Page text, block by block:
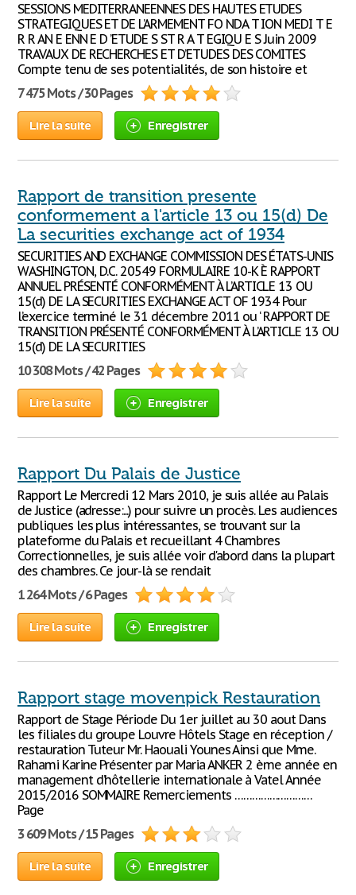
SESSIONS MEDITERRANEENNES DES HAUTES ETUDES
STRATEGIQUES ET DE L’ARMEMENT FO NDA T ION MEDI T E
R R AN E ENN E D ’ETUDE S ST R A T EGIQU E S Juin 2009
TRAVAUX DE RECHERCHES ET D’ETUDES DES COMITES
Compte tenu de ses potentialités, de son histoire et
7 475 Mots / 30 Pages
Lire la suite Enregistrer
Rapport de transition presente
conformement a l'article 13 ou 15(d) De
La securities exchange act of 1934
SECURITIES AND EXCHANGE COMMISSION DES ÉTATS-UNIS
WASHINGTON, D.C. 20549 FORMULAIRE 10-K È RAPPORT
ANNUEL PRÉSENTÉ CONFORMÉMENT À L’ARTICLE 13 OU
15(d) DE LA SECURITIES EXCHANGE ACT OF 1934 Pour
l’exercice terminé le 31 décembre 2011 ou ‘ RAPPORT DE
TRANSITION PRÉSENTÉ CONFORMÉMENT À L’ARTICLE 13 OU
15(d) DE LA SECURITIES
10 308 Mots / 42 Pages
Lire la suite Enregistrer
Rapport Du Palais de Justice
Rapport Le Mercredi 12 Mars 2010, je suis allée au Palais
de Justice (adresse:...) pour suivre un procès. Les audiences
publiques les plus intéressantes, se trouvant sur la
plateforme du Palais et recueillant 4 Chambres
Correctionnelles, je suis allée voir d'abord dans la plupart
des chambres. Ce jour-là se rendait
1 264 Mots / 6 Pages
Lire la suite Enregistrer
Rapport stage movenpick Restauration
Rapport de Stage Période Du 1er juillet au 30 aout Dans
les filiales du groupe Louvre Hôtels Stage en réception /
restauration Tuteur Mr. Haouali Younes Ainsi que Mme.
Rahami Karine Présenter par Maria ANKER 2 ème année en
management d’hôtellerie internationale à Vatel Année
2015/2016 SOMMAIRE Remerciements ………………………
Page
3 609 Mots / 15 Pages
Lire la suite Enregistrer